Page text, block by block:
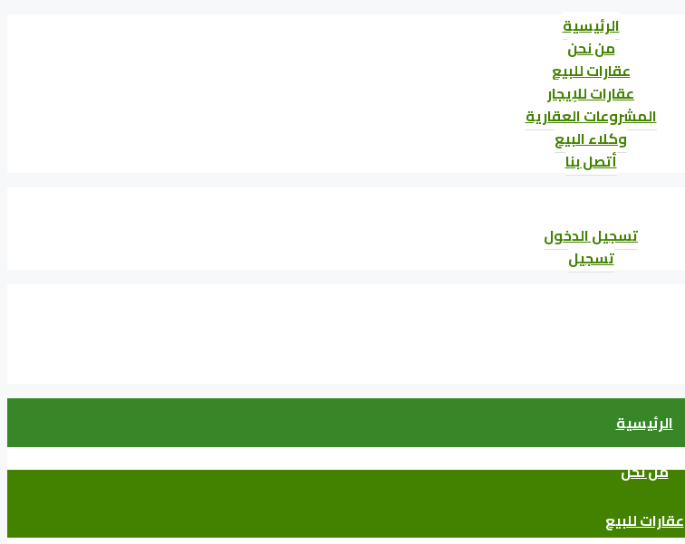
الرئيسية
من نحن
عقارات للبيع
عقارات للإيجار
المشروعات العقارية
وكلاء البيع
أتصل بنا
تسجيل الدخول
تسجيل
الرئيسية
من نحن
عقارات للبيع